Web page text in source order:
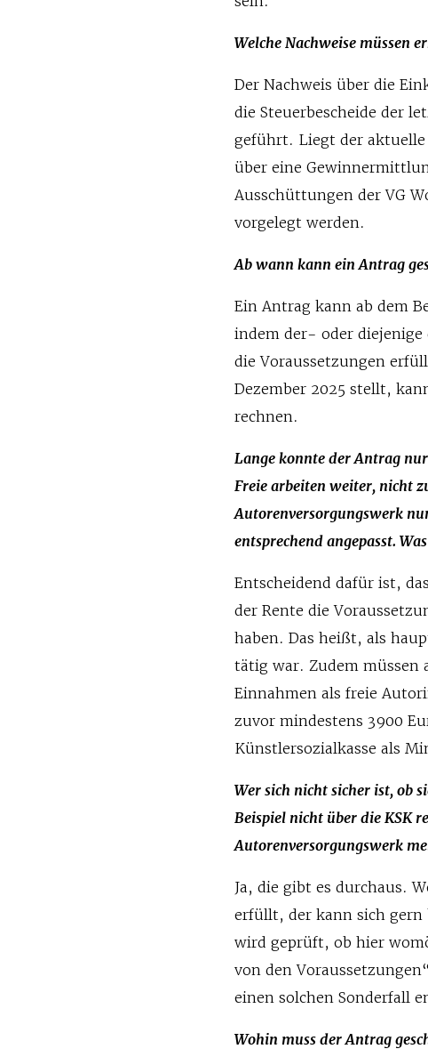
Welche Nachweise müssen
Der Nachweis über die
die Steuerbescheide der
geführt. Liegt der aktuelle
über eine
Ausschüttungen der VG
vorgelegt werden.
Ab wann kann ein Antrag
Ein Antrag kann ab dem
indem der- oder diejenige
die Voraussetzungen
Dezember 2025 stellt,
rechnen.
Lange konnte der Antrag
Freie arbeiten weiter, nicht
Autorenversorgungswerk
entsprechend angepasst.
Entscheidend dafür ist,
der Rente die
haben. Das heißt, als
tätig war. Zudem müssen
Einnahmen als freie
zuvor mindestens 3900
Künstlersozialkasse als
Wer sich nicht sicher ist, ob
Beispiel nicht über die KSK
Autorenversorgungswerk
Ja, die gibt es durchaus.
erfüllt, der kann sich gern
wird geprüft, ob hier
von den
einen solchen Sonderfall
Wohin muss der Antrag